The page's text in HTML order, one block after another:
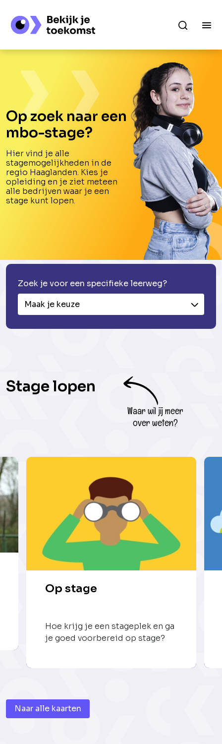
Op zoek naar een
mbo-stage?
Hier vind je alle
stagemogelijkheden in de
regio Haaglanden. Kies je
opleiding en je ziet meteen
alle bedrijven waar je een
stage kunt lopen.
Zoek je voor een specifieke leerweg?
Maak je keuze
Stage lopen
Waar wil jij meer
over weten?
Op stage
Hoe krijg je een stageplek en ga
je goed voorbereid op stage?
Naar alle kaarten